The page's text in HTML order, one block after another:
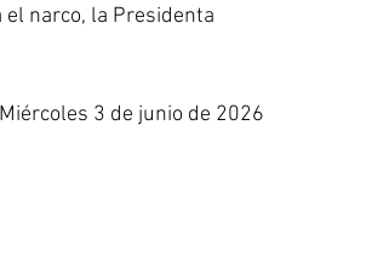
narco, la Presidenta
Miércoles 3 de junio de 2026